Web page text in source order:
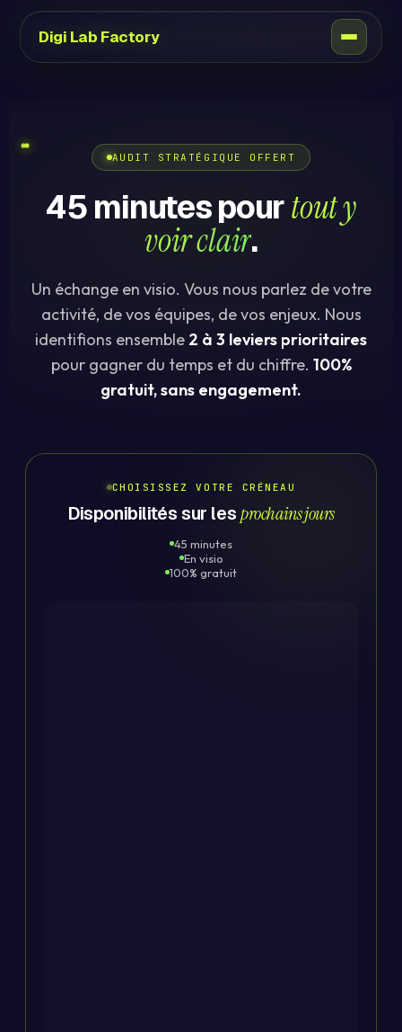
Digi Lab Factory
AUDIT STRATÉGIQUE OFFERT
45 minutes pourtout y
voir clair.
Un échange en visio. Vous nous parlez de votre
activité, de vos équipes, de vos enjeux. Nous
identifions ensemble 2 à 3 leviers prioritaires
pour gagner du temps et du chiffre. 100%
gratuit, sans engagement.
CHOISISSEZ VOTRE CRÉNEAU
Disponibilités sur lesprochains jours
45 minutes
En visio
100% gratuit